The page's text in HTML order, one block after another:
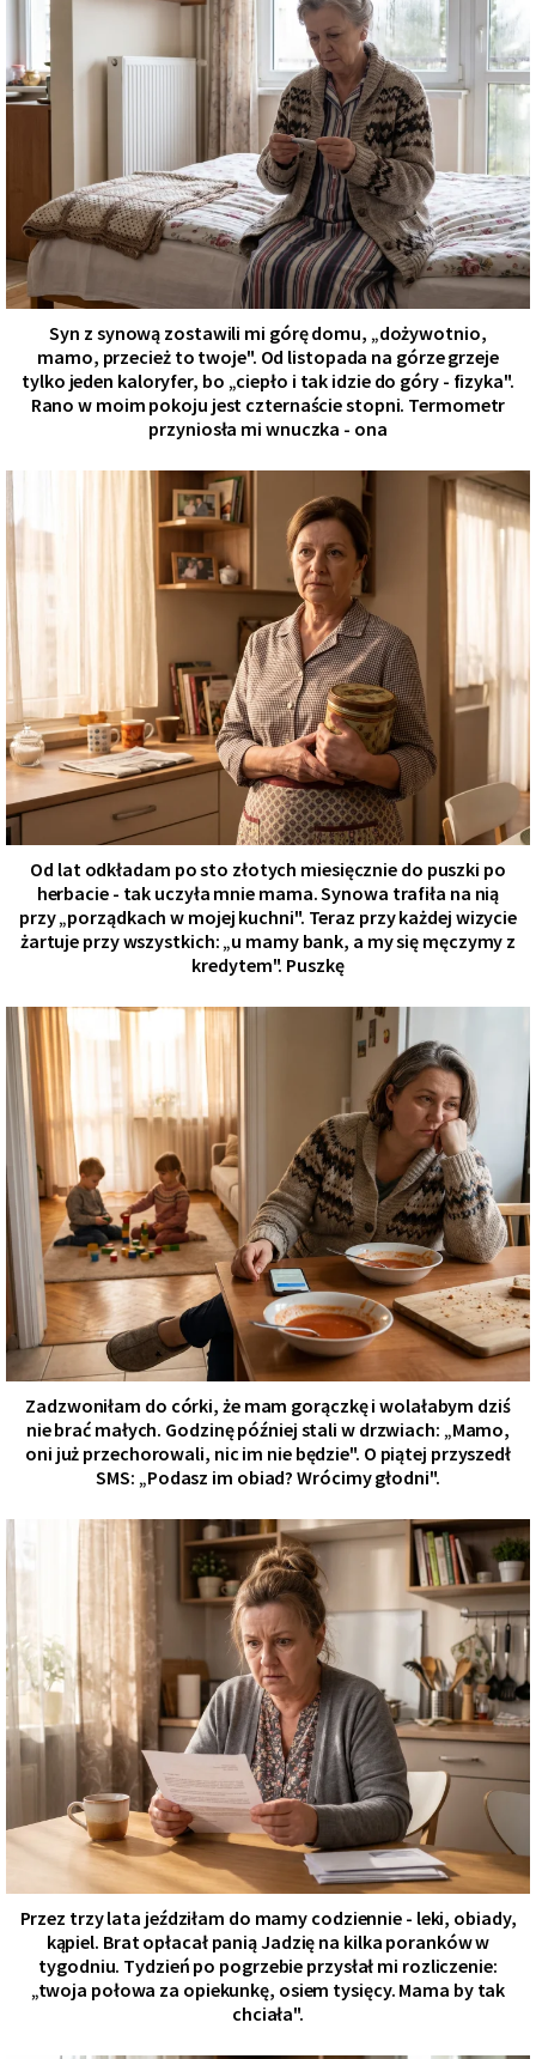
Syn z synową zostawili mi górę domu, „dożywotnio,
mamo, przecież to twoje". Od listopada na górze grzeje
tylko jeden kaloryfer, bo „ciepło i tak idzie do góry - fizyka".
Rano w moim pokoju jest czternaście stopni. Termometr
przyniosła mi wnuczka - ona
Od lat odkładam po sto złotych miesięcznie do puszki po
herbacie - tak uczyła mnie mama. Synowa trafiła na nią
przy „porządkach w mojej kuchni". Teraz przy każdej wizycie
żartuje przy wszystkich: „u mamy bank, a my się męczymy z
kredytem". Puszkę
Zadzwoniłam do córki, że mam gorączkę i wolałabym dziś
nie brać małych. Godzinę później stali w drzwiach: „Mamo,
oni już przechorowali, nic im nie będzie". O piątej przyszedł
SMS: „Podasz im obiad? Wrócimy głodni".
Przez trzy lata jeździłam do mamy codziennie - leki, obiady,
kąpiel. Brat opłacał panią Jadzię na kilka poranków w
tygodniu. Tydzień po pogrzebie przysłał mi rozliczenie:
„twoja połowa za opiekunkę, osiem tysięcy. Mama by tak
chciała".